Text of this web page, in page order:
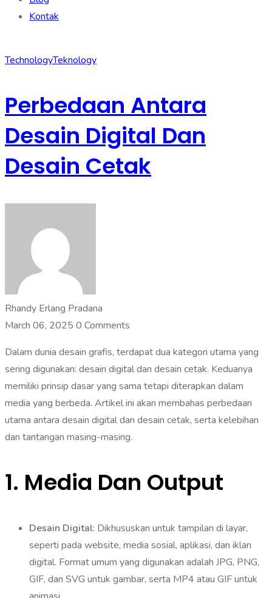
Kontak
TechnologyTeknology
Perbedaan Antara
Desain Digital Dan
Desain Cetak
Rhandy Erlang Pradana
March 06, 2025 0 Comments
Dalam dunia desain grafis, terdapat dua kategori utama yang
sering digunakan: desain digital dan desain cetak. Keduanya
memiliki prinsip dasar yang sama tetapi diterapkan dalam
media yang berbeda. Artikel ini akan membahas perbedaan
utama antara desain digital dan desain cetak, serta kelebihan
dan tantangan masing-masing.
1. Media Dan Output
Desain Digital: Dikhususkan untuk tampilan di layar,
seperti pada website, media sosial, aplikasi, dan iklan
digital. Format umum yang digunakan adalah JPG, PNG,
GIF, dan SVG untuk gambar, serta MP4 atau GIF untuk